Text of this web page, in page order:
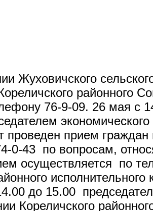
Жуховичского
76-9-09. 26 мая с
прием граждан
0-43 по вопросам,
осуществляется по
до 15.00